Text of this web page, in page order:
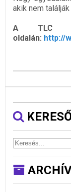
akik nem
A TLC
oldalán: http://